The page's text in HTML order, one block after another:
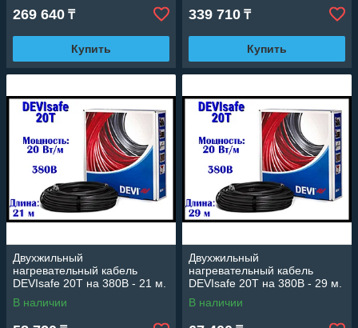
269 640 ₸
Купить
339 710 ₸
Купить
Двухжильный
нагревательный кабель
DEVIsafe 20T на 380В - 21 м.
(DTCE-20, длина: 21 м.,
мощность: 425 Вт)
В наличии
Двухжильный
нагревательный кабель
DEVIsafe 20T на 380В - 29 м.
(DTCE-20, длина: 29 м.,
мощность: 585 Вт)
В наличии